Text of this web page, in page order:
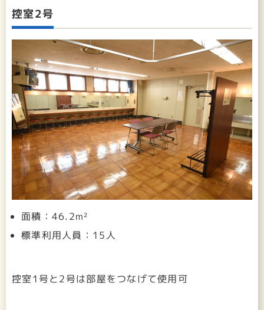
控室2号
面積：46.2m²
標準利用人員：15人
控室1号と2号は部屋をつなげて使用可